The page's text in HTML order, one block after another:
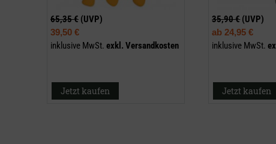
65,35 € (UVP)
39,50 €
inklusive MwSt. exkl. Versandkosten
Jetzt kaufen
35,90 € (UVP)
ab24,95 €
inklusive MwSt.
Jetzt kaufen